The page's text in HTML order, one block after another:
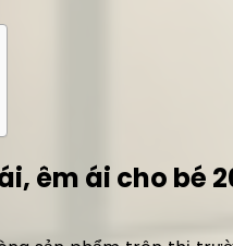
êm ái cho bé